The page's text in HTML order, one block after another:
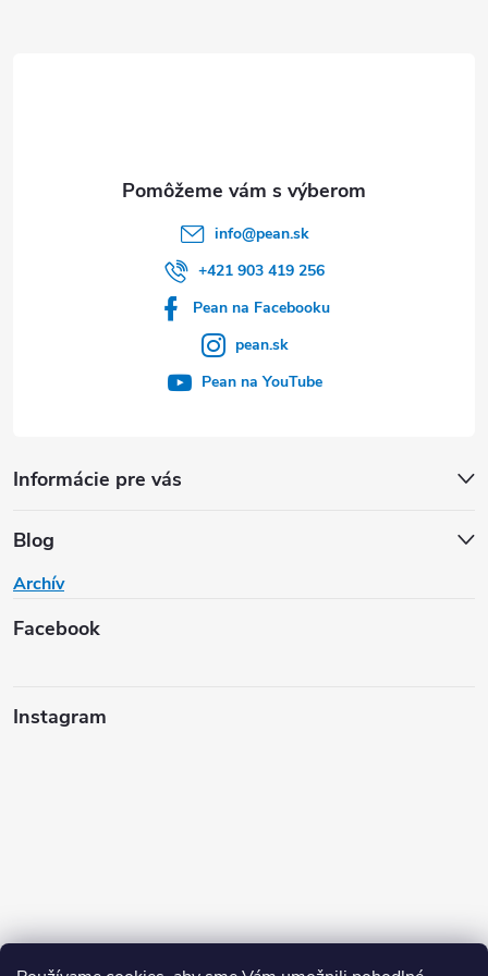
Informácie pre vás
Blog
Archív
Facebook
info@pean.sk
+421 903 419 256
Pean na Facebooku
pean.sk
Pean na YouTube
Instagram